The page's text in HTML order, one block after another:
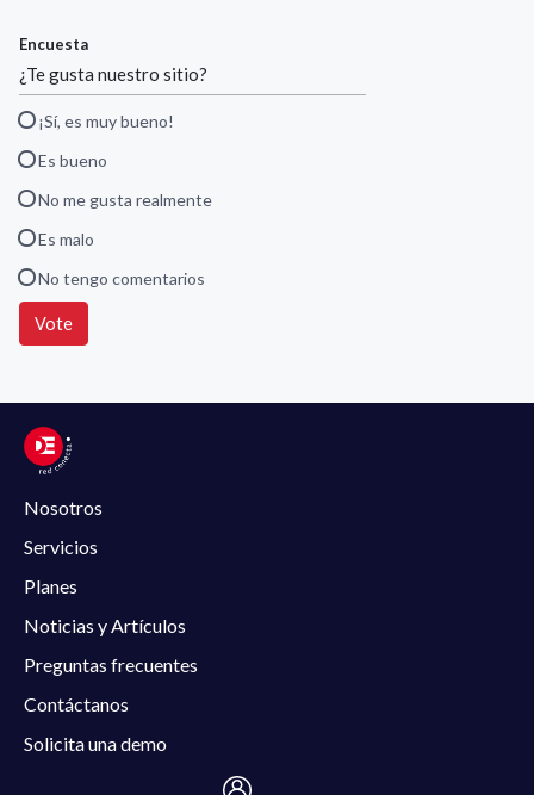
Encuesta
¿Te gusta nuestro sitio?
¡Sí, es muy bueno!
Es bueno
No me gusta realmente
Es malo
No tengo comentarios
Vote
Nosotros
Servicios
Planes
Noticias y Artículos
Preguntas frecuentes
Contáctanos
Solicita una demo